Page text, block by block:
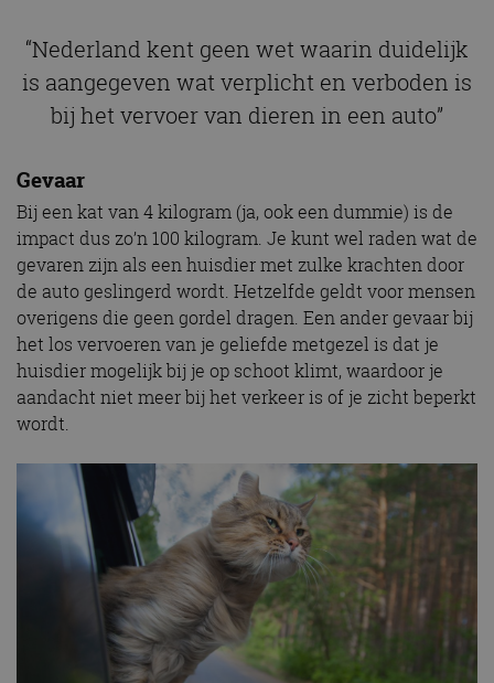
“Nederland kent geen wet waarin duidelijk
is aangegeven wat verplicht en verboden is
bij het vervoer van dieren in een auto”
Gevaar
Bij een kat van 4 kilogram (ja, ook een dummie) is de
impact dus zo’n 100 kilogram. Je kunt wel raden wat de
gevaren zijn als een huisdier met zulke krachten door
de auto geslingerd wordt. Hetzelfde geldt voor mensen
overigens die geen gordel dragen. Een ander gevaar bij
het los vervoeren van je geliefde metgezel is dat je
huisdier mogelijk bij je op schoot klimt, waardoor je
aandacht niet meer bij het verkeer is of je zicht beperkt
wordt.